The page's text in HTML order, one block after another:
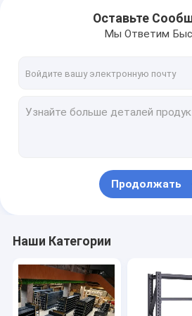
Дом
Продукты
VR - шоу
Оставьте
Мы Ответим
Продолжать
Наши Категории